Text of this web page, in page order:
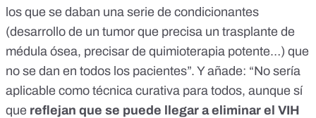
los que se daban una serie de condicionantes
(desarrollo de un tumor que precisa un trasplante de
médula ósea, precisar de quimioterapia potente…) que
no se dan en todos los pacientes”. Y añade: “No sería
aplicable como técnica curativa para todos, aunque sí
que reflejan que se puede llegar a eliminar el VIH